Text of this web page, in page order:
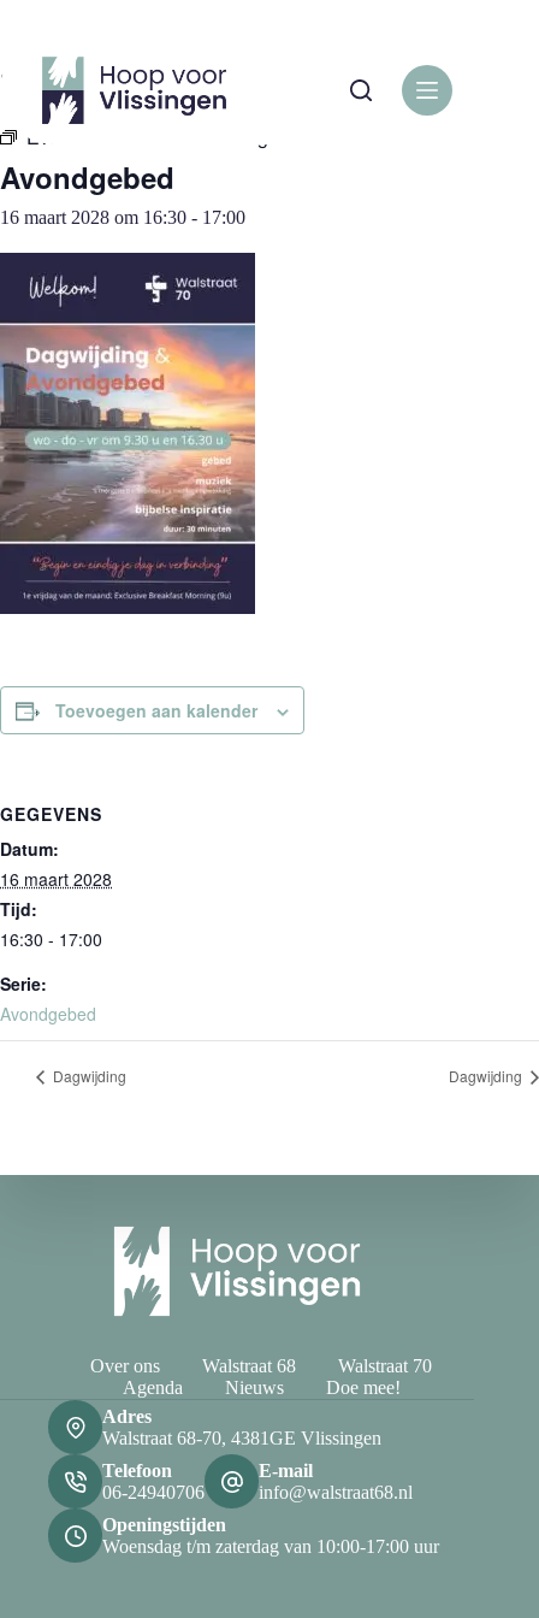
inhoud
« Alle Evenementen
Evenementenreeks:
Avondgebed
16 maart 2028 om 16:30 - 17:00
Toevoegen aan kalender
GEGEVENS
Datum:
16 maart 2028
Tijd:
16:30 - 17:00
Serie:
Avondgebed
Dagwijding Dagwijding
Over ons Walstraat 68
Walstraat 70
Agenda
Nieuws
Doe mee!
Adres
Walstraat 68-70, 4381GE Vlissingen
Telefoon
06-24940706
E-mail
info@walstraat68.nl
Openingstijden
Woensdag t/m zaterdag van 10:00-17:00 uur